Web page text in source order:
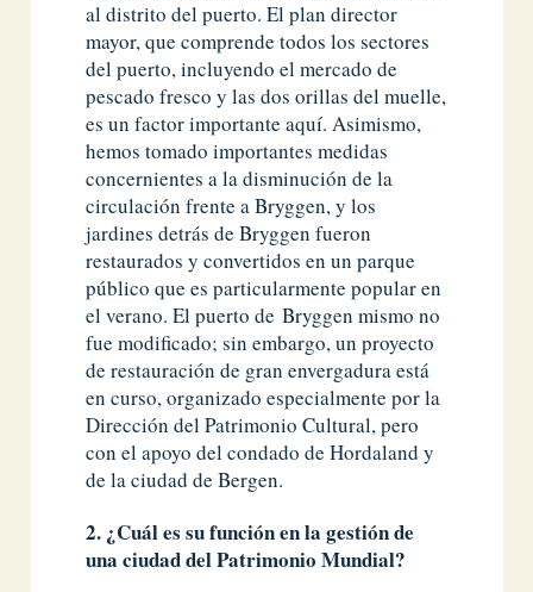
al distrito del puerto. El plan director
mayor, que comprende todos los sectores
del puerto, incluyendo el mercado de
pescado fresco y las dos orillas del muelle,
es un factor importante aquí. Asimismo,
hemos tomado importantes medidas
concernientes a la disminución de la
circulación frente a Bryggen, y los
jardines detrás de Bryggen fueron
restaurados y convertidos en un parque
público que es particularmente popular en
el verano. El puerto de Bryggen mismo no
fue modificado; sin embargo, un proyecto
de restauración de gran envergadura está
en curso, organizado especialmente por la
Dirección del Patrimonio Cultural, pero
con el apoyo del condado de Hordaland y
de la ciudad de Bergen.
2. ¿Cuál es su función en la gestión de
una ciudad del Patrimonio Mundial?